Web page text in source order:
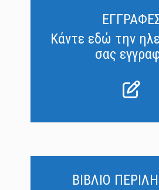
Κάντε εδώ την
σας
ΒΙΒΛΙΟ